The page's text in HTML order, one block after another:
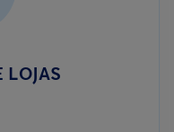
LOJAS